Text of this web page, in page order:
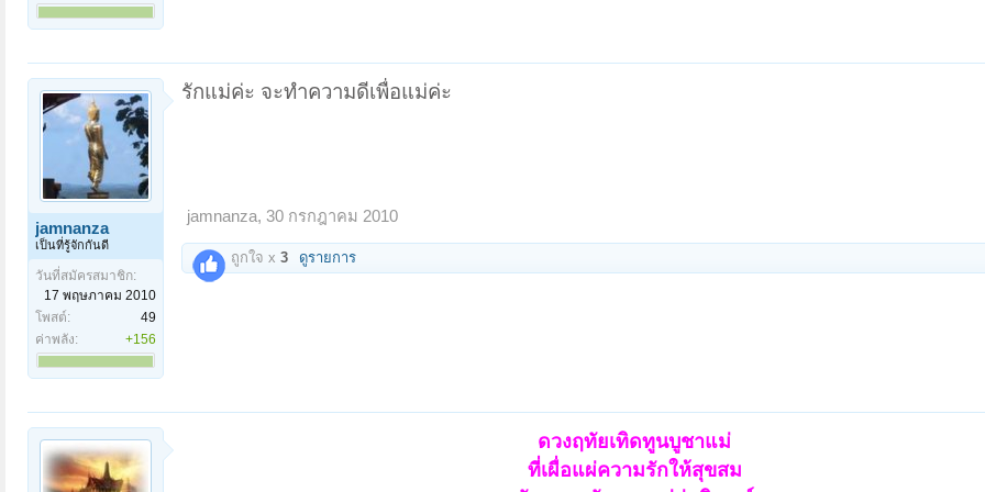
jamnanza
เป็นที่รู้จักกันดี
วันที่สมัครสมาชิก:
17 พฤษภาคม 2010
โพสต์:
49
ค่าพลัง:
+156
รักแม่ค่ะ จะทำความดีเพื่อแม่ค่ะ
jamnanza, 30 กรกฎาคม 2010
ถูกใจ x 3 ดูรายการ
ดวงฤทัยเทิดทูนบูชาแม่
ที่เผื่อแผ่ความรักให้สุขสม